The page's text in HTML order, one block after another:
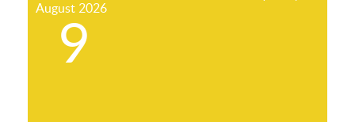
August 2026
9